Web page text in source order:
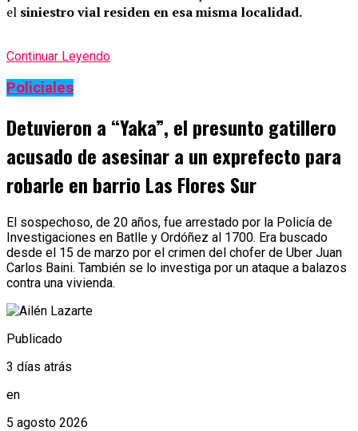
el siniestro vial residen en esa misma localidad.
Continuar Leyendo
Policiales
Detuvieron a “Yaka”, el presunto gatillero
acusado de asesinar a un exprefecto para
robarle en barrio Las Flores Sur
El sospechoso, de 20 años, fue arrestado por la Policía de
Investigaciones en Batlle y Ordóñez al 1700. Era buscado
desde el 15 de marzo por el crimen del chofer de Uber Juan
Carlos Baini. También se lo investiga por un ataque a balazos
contra una vivienda.
Publicado
3 días atrás
en
5 agosto 2026